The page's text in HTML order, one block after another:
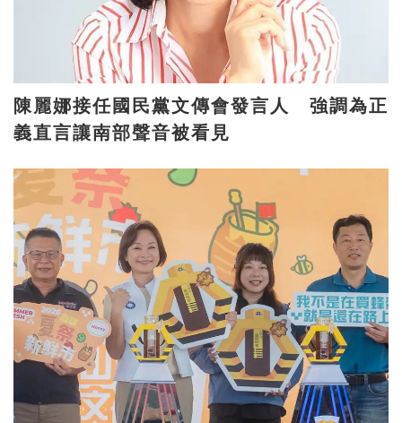
陳麗娜接任國民黨文傳會發言人 強調為正
義直言讓南部聲音被看見